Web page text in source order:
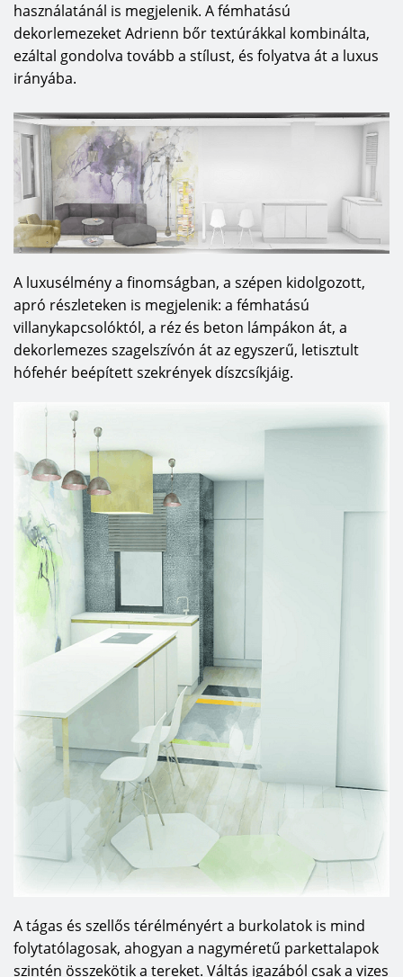
használatánál is megjelenik. A fémhatású
dekorlemezeket Adrienn bőr textúrákkal kombinálta,
ezáltal gondolva tovább a stílust, és folyatva át a luxus
irányába.
A luxusélmény a finomságban, a szépen kidolgozott,
apró részleteken is megjelenik: a fémhatású
villanykapcsolóktól, a réz és beton lámpákon át, a
dekorlemezes szagelszívón át az egyszerű, letisztult
hófehér beépített szekrények díszcsíkjáig.
A tágas és szellős térélményért a burkolatok is mind
folytatólagosak, ahogyan a nagyméretű parkettalapok
szintén összekötik a tereket. Váltás igazából csak a vizes